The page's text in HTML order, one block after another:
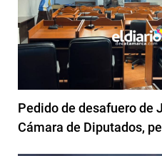
Pedido de desafuero de
Cámara de Diputados,